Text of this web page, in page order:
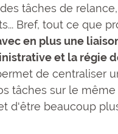
tâches de
Bref, tout ce que
en plus une
et la régie
de centraliser
tâches sur le
d'être beaucoup